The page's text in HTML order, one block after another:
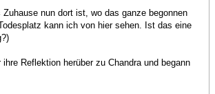
Zuhause nun dort ist, wo das ganze begonnen
kann ich von hier sehen. Ist das eine
Reflektion herüber zu Chandra und begann